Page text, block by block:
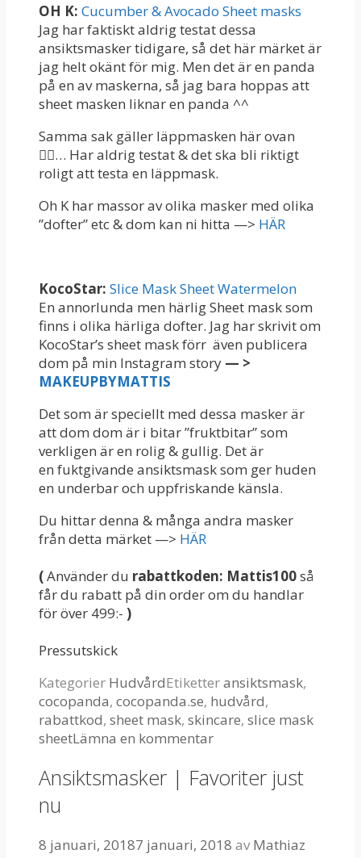
OH K: Cucumber & Avocado Sheet masks
Jag har faktiskt aldrig testat dessa
ansiktsmasker tidigare, så det här märket är
jag helt okänt för mig. Men det är en panda
på en av maskerna, så jag bara hoppas att
sheet masken liknar en panda ^^
Samma sak gäller läppmasken här ovan
👆🏻… Har aldrig testat & det ska bli riktigt
roligt att testa en läppmask.
Oh K har massor av olika masker med olika
”dofter” etc & dom kan ni hitta —> HÄR
KocoStar: Slice Mask Sheet Watermelon
En annorlunda men härlig Sheet mask som
finns i olika härliga dofter. Jag har skrivit om
KocoStar’s sheet mask förr även publicera
dom på min Instagram story — >
MAKEUPBYMATTIS
Det som är speciellt med dessa masker är
att dom dom är i bitar ”fruktbitar” som
verkligen är en rolig & gullig. Det är
en fuktgivande ansiktsmask som ger huden
en underbar och uppfriskande känsla.
Du hittar denna & många andra masker
från detta märket —> HÄR
(Använder du rabattkoden: Mattis100så
får du rabatt på din order om du handlar
för över 499:- )
Pressutskick
Kategorier HudvårdEtiketteransiktsmask,
cocopanda, cocopanda.se, hudvård,
rabattkod, sheet mask, skincare, slice mask
sheetLämna en kommentar
Ansiktsmasker | Favoriter just
nu
8 januari, 20187 januari, 2018 avMathiaz